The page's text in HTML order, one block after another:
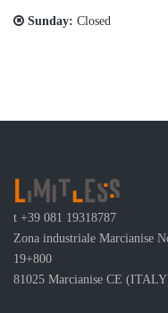
Sunday: Closed
t +39 081 19318787
Zona industriale Marcianise
19+800
81025 Marcianise CE